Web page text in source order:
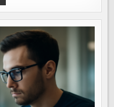
ANALYSE,
VISION
UND
STRATEGISCHEN
PLANUNG
FÜR
NACHHALTIGEN
ERFOLG